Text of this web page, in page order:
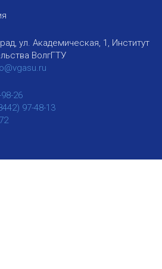
ул. Академическая, 1, Институт
ВолгГТУ
26
97-48-13